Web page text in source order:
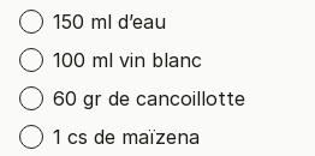
150 ml d’eau
100 ml vin blanc
60 gr de cancoillotte
1 cs de maïzena